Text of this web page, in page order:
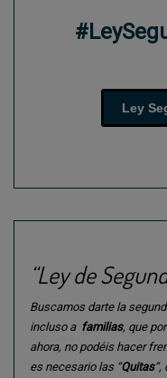
Ley
“Ley de
Buscamos darte la
incluso a familias, que
ahora, no podéis hacer
es necesario las “Quitas“,